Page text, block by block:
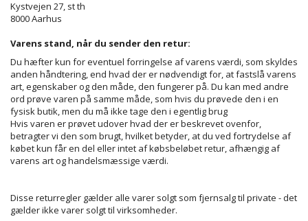
Kystvejen 27, st th
8000 Aarhus
Varens stand, når du sender den retur:
Du hæfter kun for eventuel forringelse af varens værdi, som skyldes
anden håndtering, end hvad der er nødvendigt for, at fastslå varens
art, egenskaber og den måde, den fungerer på. Du kan med andre
ord prøve varen på samme måde, som hvis du prøvede den i en
fysisk butik, men du må ikke tage den i egentlig brug
Hvis varen er prøvet udover hvad der er beskrevet ovenfor,
betragter vi den som brugt, hvilket betyder, at du ved fortrydelse af
købet kun får en del eller intet af købsbeløbet retur, afhængig af
varens art og handelsmæssige værdi.
Disse returregler gælder alle varer solgt som fjernsalg til private - det
gælder ikke varer solgt til virksomheder.